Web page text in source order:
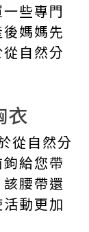
些專門
媽媽先
自然分
衣
從自然分
給您帶
腰帶還
動更加